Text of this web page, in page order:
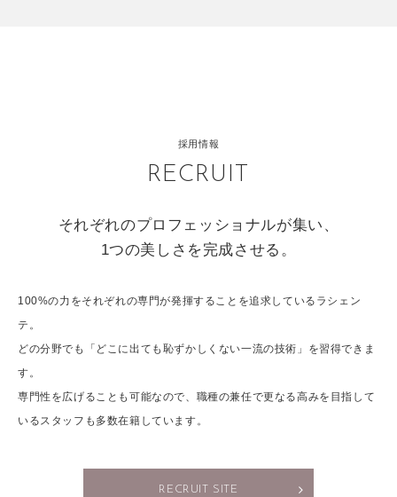
採用情報
RECRUIT
それぞれのプロフェッショナルが集い、
1つの美しさを完成させる。
100%の力をそれぞれの専門が発揮することを追求しているラシェン
テ。
どの分野でも「どこに出ても恥ずかしくない一流の技術」を習得できま
す。
専門性を広げることも可能なので、職種の兼任で更なる高みを目指して
いるスタッフも多数在籍しています。
RECRUIT SITE